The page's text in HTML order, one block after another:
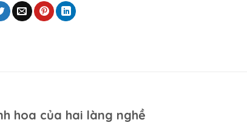
hoa của hai làng nghề